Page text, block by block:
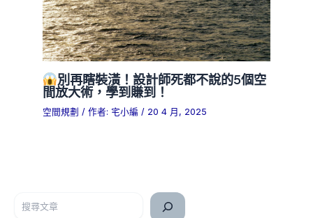
別再瞎裝潢！設計師死都不說的5個空
間放大術，學到賺到！
空間規劃 / 作者: 宅小編 / 20 4 月, 2025